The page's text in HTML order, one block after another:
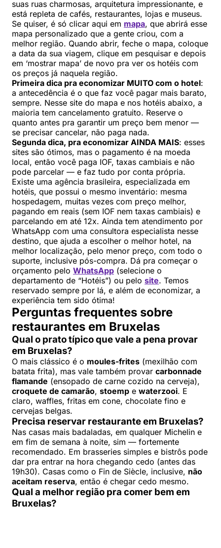
suas ruas charmosas, arquitetura impressionante, e
está repleta de cafés, restaurantes, lojas e museus.
Se quiser, é só clicar aqui em mapa, que abrirá esse
mapa personalizado que a gente criou, com a
melhor região. Quando abrir, feche o mapa, coloque
a data da sua viagem, clique em pesquisar e depois
em ‘mostrar mapa’ de novo pra ver os hotéis com
os preços já naquela região.
Primeira dica pra economizar MUITO com o hotel:
a antecedência é o que faz você pagar mais barato,
sempre. Nesse site do mapa e nos hotéis abaixo, a
maioria tem cancelamento gratuito. Reserve o
quanto antes pra garantir um preço bem menor —
se precisar cancelar, não paga nada.
Segunda dica, pra economizar AINDA MAIS: esses
sites são ótimos, mas o pagamento é na moeda
local, então você paga IOF, taxas cambiais e não
pode parcelar — e faz tudo por conta própria.
Existe uma agência brasileira, especializada em
hotéis, que possui o mesmo inventário: mesma
hospedagem, muitas vezes com preço melhor,
pagando em reais (sem IOF nem taxas cambiais) e
parcelando em até 12x. Ainda tem atendimento por
WhatsApp com uma consultora especialista nesse
destino, que ajuda a escolher o melhor hotel, na
melhor localização, pelo menor preço, com todo o
suporte, inclusive pós-compra. Dá pra começar o
orçamento pelo WhatsApp (selecione o
departamento de “Hotéis”) ou pelo site. Temos
reservado sempre por lá, e além de economizar, a
experiência tem sido ótima!
Perguntas frequentes sobre
restaurantes em Bruxelas
Qual o prato típico que vale a pena provar
em Bruxelas?
O mais clássico é o moules-frites (mexilhão com
batata frita), mas vale também provar carbonnade
flamande (ensopado de carne cozido na cerveja),
croquete de camarão, stoemp e waterzooi. E
claro, waffles, fritas em cone, chocolate fino e
cervejas belgas.
Precisa reservar restaurante em Bruxelas?
Nas casas mais badaladas, em qualquer Michelin e
em fim de semana à noite, sim — fortemente
recomendado. Em brasseries simples e bistrôs pode
dar pra entrar na hora chegando cedo (antes das
19h30). Casas como o Fin de Siècle, inclusive, não
aceitam reserva, então é chegar cedo mesmo.
Qual a melhor região pra comer bem em
Bruxelas?